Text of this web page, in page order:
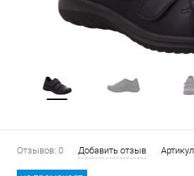
Отзывов: 0 Добавить отзыв